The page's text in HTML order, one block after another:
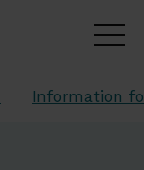
Information